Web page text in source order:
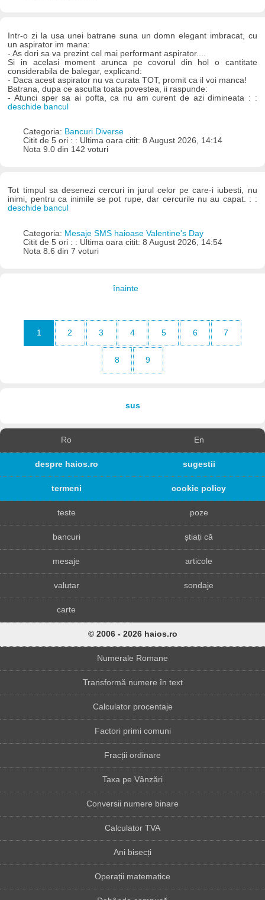
Intr-o zi la usa unei batrane suna un domn elegant imbracat, cu
un aspirator im mana:
- As dori sa va prezint cel mai performant aspirator....
Si in acelasi moment arunca pe covorul din hol o cantitate
considerabila de balegar, explicand:
- Daca acest aspirator nu va curata TOT, promit ca il voi manca!
Batrana, dupa ce asculta toata povestea, ii raspunde:
- Atunci sper sa ai pofta, ca nu am curent de azi dimineata : :
deschide bancul
Categoria: Bancuri Diverse
Citit de 5 ori : : Ultima oara citit: 8 August 2026, 14:14
Nota 9.0 din 142 voturi
Tot timpul sa desenezi cercuri in jurul celor pe care-i iubesti, nu
inimi, pentru ca inimile se pot rupe, dar cercurile nu au capat. : :
deschide bancul
Categoria: Mesaje SMS haioase Valentine's Day
Citit de 5 ori : : Ultima oara citit: 8 August 2026, 14:54
Nota 8.6 din 7 voturi
înainte
1 2 3 4 5 6 7
8 9
sus
Ro En
despre haios.ro sugestii
termeni cookie policy
teste poze
bancuri știați că
mesaje articole
valutar sondaje
carte
© 2006 - 2026 haios.ro
Numerale Romane
Transformă numere în text
Calculator procentaje
Factori primi comuni
Fracții ordinare
Taxa pe Vânzări
Conversii numere binare
Calculator TVA
Ani bisecți
Operații matematice